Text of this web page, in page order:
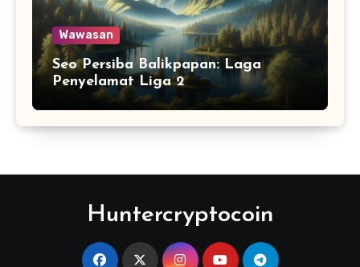
Wawasan
Seo Persiba Balikpapan: Laga
Penyelamat Liga 2
Huntercryptocoin